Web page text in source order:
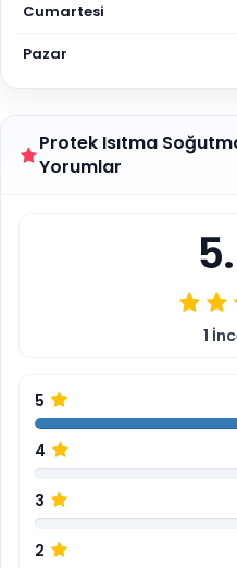
Cumartesi
Pazar
Protek Isıtma
Yorumlar
1
5
4
3
2